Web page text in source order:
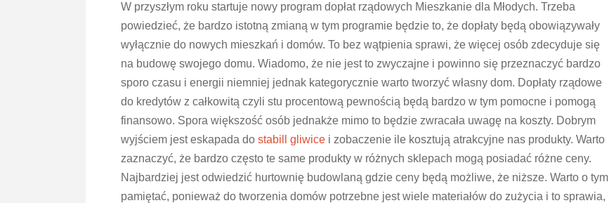
W przyszłym roku startuje nowy program dopłat rządowych Mieszkanie dla Młodych. Trzeba
powiedzieć, że bardzo istotną zmianą w tym programie będzie to, że dopłaty będą obowiązywały
wyłącznie do nowych mieszkań i domów. To bez wątpienia sprawi, że więcej osób zdecyduje się
na budowę swojego domu. Wiadomo, że nie jest to zwyczajne i powinno się przeznaczyć bardzo
sporo czasu i energii niemniej jednak kategorycznie warto tworzyć własny dom. Dopłaty rządowe
do kredytów z całkowitą czyli stu procentową pewnością będą bardzo w tym pomocne i pomogą
finansowo. Spora większość osób jednakże mimo to będzie zwracała uwagę na koszty. Dobrym
wyjściem jest eskapada do stabill gliwice i zobaczenie ile kosztują atrakcyjne nas produkty. Warto
zaznaczyć, że bardzo często te same produkty w różnych sklepach mogą posiadać różne ceny.
Najbardziej jest odwiedzić hurtownię budowlaną gdzie ceny będą możliwe, że niższe. Warto o tym
pamiętać, ponieważ do tworzenia domów potrzebne jest wiele materiałów do zużycia i to sprawia,